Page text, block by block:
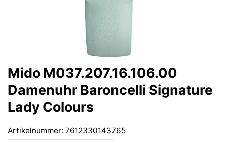
Mido M037.207.16.106.00
Damenuhr Baroncelli Signature
Lady Colours
Artikelnummer: 7612330143765